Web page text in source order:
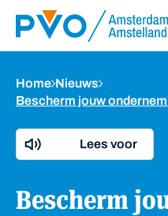
Skip Navigation or Skip to
Home
Nieuws
Bescherm jouw onderneming
Lees voor
Bescherm jouw